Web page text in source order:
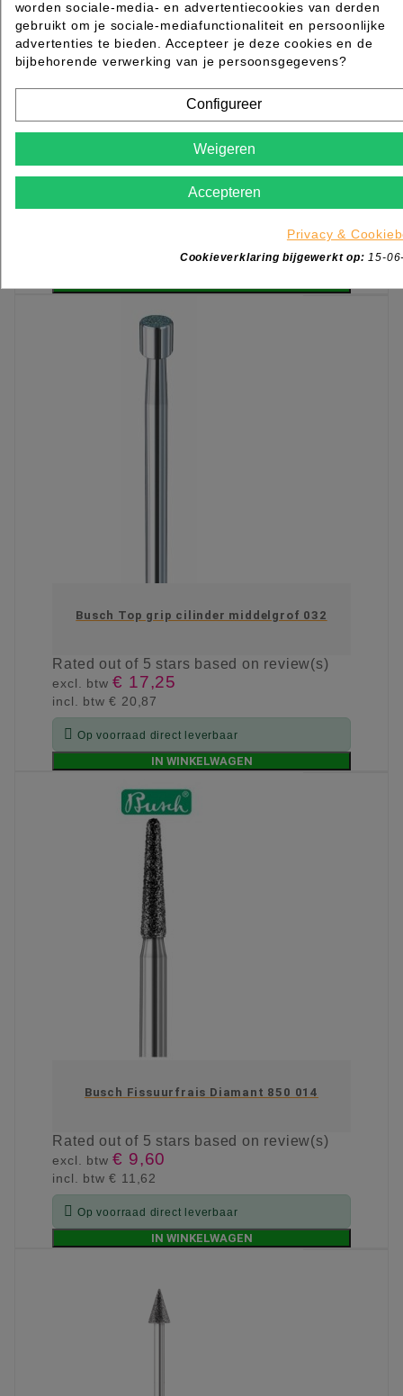
grip
out of 5 stars based on
excl. btw€ 19,65
Op voorraad direct leverbaar
Busch Top grip cilinder middelgrof 032
Ratedout of 5 stars based on review(s)
excl. btw€ 17,25
incl. btw€ 20,87
 Op voorraad direct leverbaar
IN WINKELWAGEN
Busch Fissuurfrais Diamant 850 014
Ratedout of 5 stars based on review(s)
excl. btw€ 9,60
incl. btw€ 11,62
 Op voorraad direct leverbaar
IN WINKELWAGEN
worden sociale-media- en advertentiecookies van derden
gebruikt om je sociale-mediafunctionaliteit en persoonlijke
advertenties te bieden. Accepteer je deze cookies en de
bijbehorende verwerking van je persoonsgegevens?
Configureer
Weigeren
Accepteren
Privacy &
Cookieverklaring bijgewerkt op: 15-